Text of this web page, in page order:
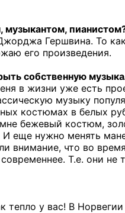
музыкантом,
Гершвина. То
его произведения.
собственную
в жизни уже есть
музыку
костюмах в белых
бежевый костюм,
еще нужно менять
внимание, что во
Т.е. они
у вас! В